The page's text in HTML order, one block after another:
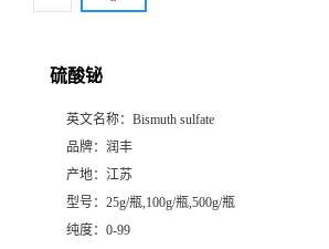
硫酸铋
英文名称： Bismuth sulfate
品牌： 润丰
产地： 江苏
型号： 25g/瓶,100g/瓶,500g/瓶
纯度： 0-99